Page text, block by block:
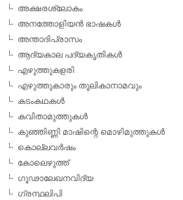
അക്ഷരശ്ലോകം
അനത്തോളിയന്‍ ഭാഷകള്‍
അന്താദിപ്രാസം
ആദ്യകാല പദ്യകൃതികള്‍
എഴുത്തുകളരി
എഴുത്തുകാരും തൂലികാനാമവും
കടംകഥകള്‍
കവിതാമുത്തുകള്‍
കുഞ്ഞിണ്ണി മാഷിന്റെ മൊഴിമുത്തുകള്‍
കൊല്ലവര്‍ഷം
കോലെഴുത്ത്
ഗൂഢാലേഖനവിദ്യ
ഗ്രന്ഥലിപി